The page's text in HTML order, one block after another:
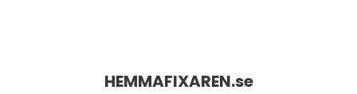
HEMMAFIXAREN.se